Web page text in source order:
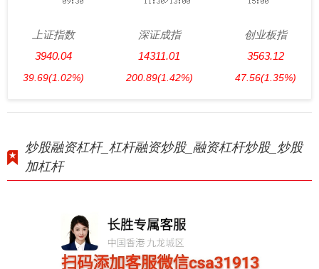
上证指数
3940.04
39.69(1.02%)
深证成指
14311.01
200.89(1.42%)
创业板指
3563.12
47.56(1.35%)
炒股融资杠杆_杠杆融资炒股_融资杠杆炒股_炒股
加杠杆